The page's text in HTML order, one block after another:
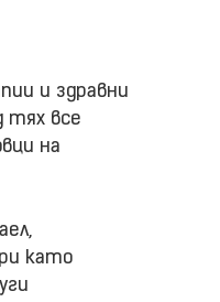
и здравни
тях все
на
като